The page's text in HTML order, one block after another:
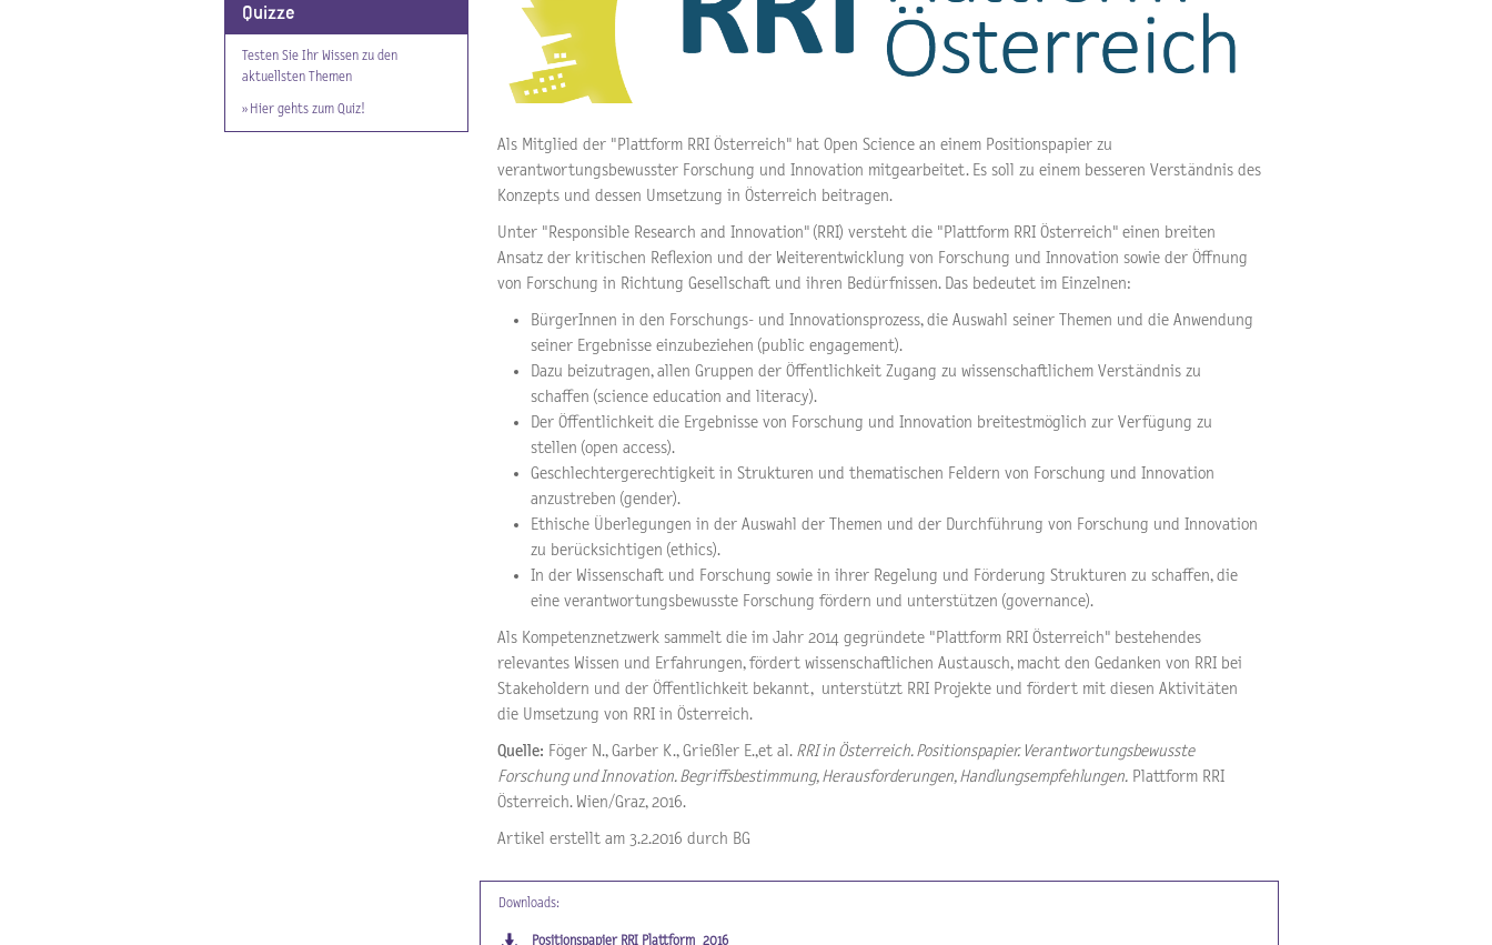
Quizze
Testen Sie Ihr Wissen zu den
aktuellsten Themen
» Hier gehts zum Quiz!
Als Mitglied der "Plattform RRI Österreich" hat Open Science an einem Positionspapier zu
verantwortungsbewusster Forschung und Innovation mitgearbeitet. Es soll zu einem besseren Verständnis des
Konzepts und dessen Umsetzung in Österreich beitragen.
Unter "Responsible Research and Innovation" (RRI) versteht die "Plattform RRI Österreich" einen breiten
Ansatz der kritischen Reflexion und der Weiterentwicklung von Forschung und Innovation sowie der Öffnung
von Forschung in Richtung Gesellschaft und ihren Bedürfnissen. Das bedeutet im Einzelnen:
BürgerInnen in den Forschungs- und Innovationsprozess, die Auswahl seiner Themen und die Anwendung
seiner Ergebnisse einzubeziehen (public engagement).
Dazu beizutragen, allen Gruppen der Öffentlichkeit Zugang zu wissenschaftlichem Verständnis zu
schaffen (science education and literacy).
Der Öffentlichkeit die Ergebnisse von Forschung und Innovation breitestmöglich zur Verfügung zu
stellen (open access).
Geschlechtergerechtigkeit in Strukturen und thematischen Feldern von Forschung und Innovation
anzustreben (gender).
Ethische Überlegungen in der Auswahl der Themen und der Durchführung von Forschung und Innovation
zu berücksichtigen (ethics).
In der Wissenschaft und Forschung sowie in ihrer Regelung und Förderung Strukturen zu schaffen, die
eine verantwortungsbewusste Forschung fördern und unterstützen (governance).
Als Kompetenznetzwerk sammelt die im Jahr 2014 gegründete "Plattform RRI Österreich" bestehendes
relevantes Wissen und Erfahrungen, fördert wissenschaftlichen Austausch, macht den Gedanken von RRI bei
Stakeholdern und der Öffentlichkeit bekannt, unterstützt RRI Projekte und fördert mit diesen Aktivitäten
die Umsetzung von RRI in Österreich.
Quelle: Föger N., Garber K., Grießler E.,et al. RRI in Österreich. Positionspapier. Verantwortungsbewusste
Forschung und Innovation. Begriffsbestimmung, Herausforderungen, Handlungsempfehlungen. Plattform RRI
Österreich. Wien/Graz, 2016.
Artikel erstellt am 3.2.2016 durch BG
Downloads:
Positionspapier RRI Plattform_2016